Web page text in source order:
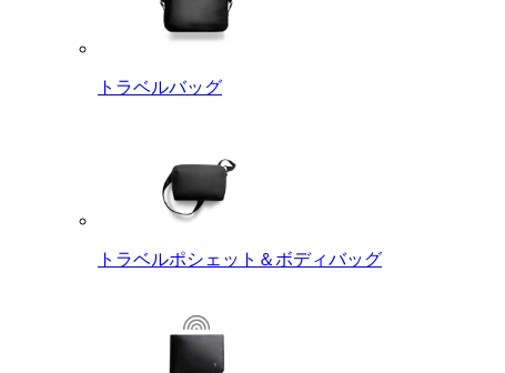
トラベルバッグ
トラベルポシェット＆ボディバッグ